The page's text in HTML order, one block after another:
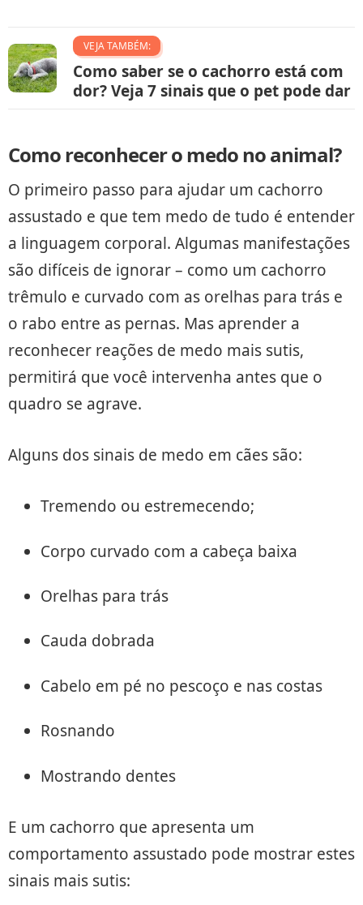
VEJA TAMBÉM:
Como saber se o cachorro está com
dor? Veja 7 sinais que o pet pode dar
Como reconhecer o medo no animal?
O primeiro passo para ajudar um cachorro
assustado e que tem medo de tudo é entender
a linguagem corporal. Algumas manifestações
são difíceis de ignorar – como um cachorro
trêmulo e curvado com as orelhas para trás e
o rabo entre as pernas. Mas aprender a
reconhecer reações de medo mais sutis,
permitirá que você intervenha antes que o
quadro se agrave.
Alguns dos sinais de medo em cães são:
Tremendo ou estremecendo;
Corpo curvado com a cabeça baixa
Orelhas para trás
Cauda dobrada
Cabelo em pé no pescoço e nas costas
Rosnando
Mostrando dentes
E um cachorro que apresenta um
comportamento assustado pode mostrar estes
sinais mais sutis: